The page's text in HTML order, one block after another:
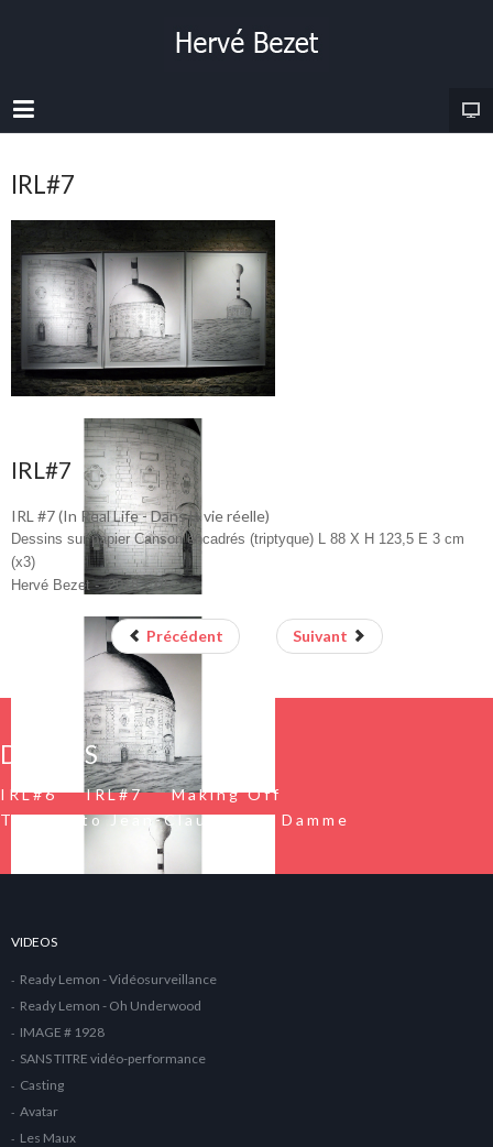
IRL#7
IRL#7
IRL #7 (In Real Life - Dans la vie réelle)
Dessins sur papier Canson encadrés (triptyque) L 88 X H 123,5 E 3 cm
(x3)
Hervé Bezet - 2018 - 1/5
Précédent Suivant
DESSINS
IRL#6 IRL#7
Making Off
Tribute to Jean-Claude Van Damme
VIDEOS
Ready Lemon - Vidéosurveillance
Ready Lemon - Oh Underwood
IMAGE # 1928
SANS TITRE vidéo-performance
Casting
Avatar
Les Maux